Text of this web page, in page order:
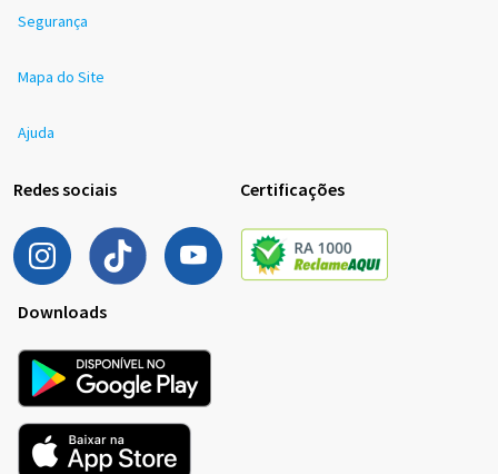
Segurança
Mapa do Site
Ajuda
Redes sociais Certificações
Downloads